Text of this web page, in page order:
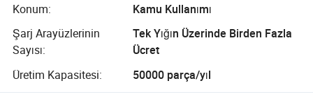
Konum:
Kamu Kullanımı
Şarj Arayüzlerinin
Sayısı:
Tek Yığın Üzerinde Birden Fazla
Ücret
Üretim Kapasitesi:
50000 parça/yıl